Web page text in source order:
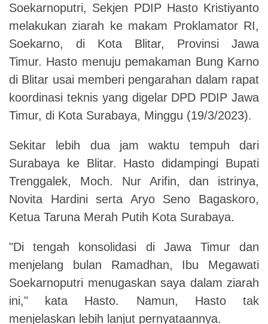
Soekarnoputri, Sekjen PDIP Hasto Kristiyanto
melakukan ziarah ke makam Proklamator RI,
Soekarno, di Kota Blitar, Provinsi Jawa
Timur. Hasto menuju pemakaman Bung Karno
di Blitar usai memberi pengarahan dalam rapat
koordinasi teknis yang digelar DPD PDIP Jawa
Timur, di Kota Surabaya, Minggu (19/3/2023).
Sekitar lebih dua jam waktu tempuh dari
Surabaya ke Blitar. Hasto didampingi Bupati
Trenggalek, Moch. Nur Arifin, dan istrinya,
Novita Hardini serta Aryo Seno Bagaskoro,
Ketua Taruna Merah Putih Kota Surabaya.
"Di tengah konsolidasi di Jawa Timur dan
menjelang bulan Ramadhan, Ibu Megawati
Soekarnoputri menugaskan saya dalam ziarah
ini," kata Hasto. Namun, Hasto tak
menjelaskan lebih lanjut pernyataannya.